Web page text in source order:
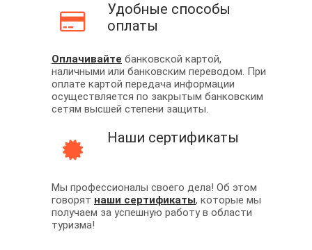
Удобные способы
оплаты
Оплачивайте банковской картой,
наличными или банковским переводом. При
оплате картой передача информации
осуществляется по закрытым банковским
сетям высшей степени защиты.
Наши сертификаты
Мы профессионалы своего дела! Об этом
говорят наши сертификаты, которые мы
получаем за успешную работу в области
туризма!